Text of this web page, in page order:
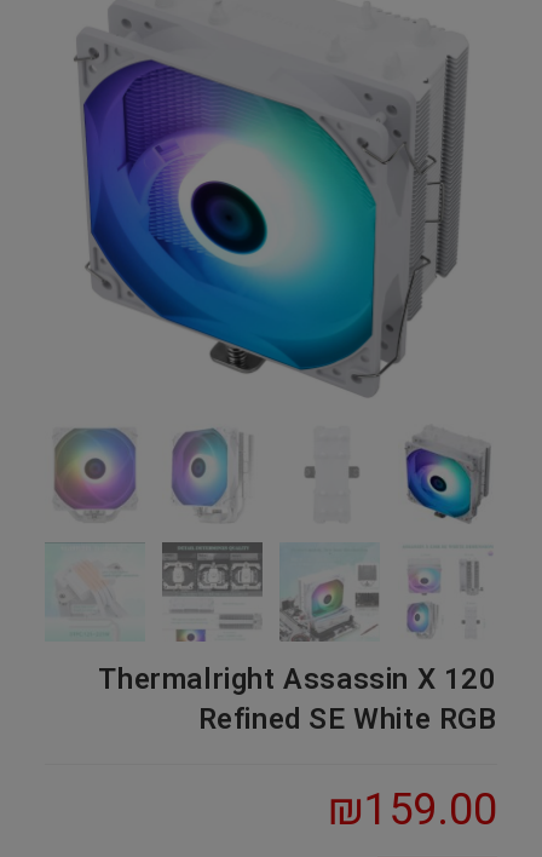
Thermalright Assassin X 120
Refined SE White RGB
₪159.00